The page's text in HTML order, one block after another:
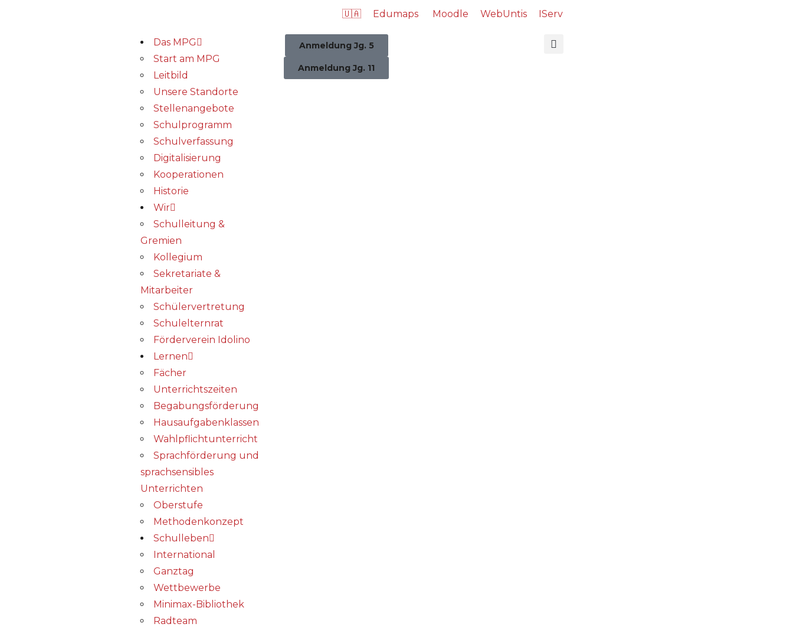
🇺🇦 Edumaps Moodle WebUntis IServ
Das MPG
Start am MPG
Leitbild
Unsere Standorte
Stellenangebote
Schulprogramm
Schulverfassung
Digitalisierung
Kooperationen
Historie
Wir
Schulleitung &
Gremien
Kollegium
Sekretariate &
Mitarbeiter
Schülervertretung
Schulelternrat
Förderverein Idolino
Lernen
Fächer
Unterrichtszeiten
Begabungs­förderung
Hausaufgabenklassen
Wahlpflichtunterricht
Sprachförderung und
sprachsensibles
Unterrichten
Oberstufe
Methodenkonzept
Schulleben
International
Ganztag
Wettbewerbe
Minimax-Bibliothek​
Radteam
Anmeldung Jg. 5
Anmeldung Jg. 11